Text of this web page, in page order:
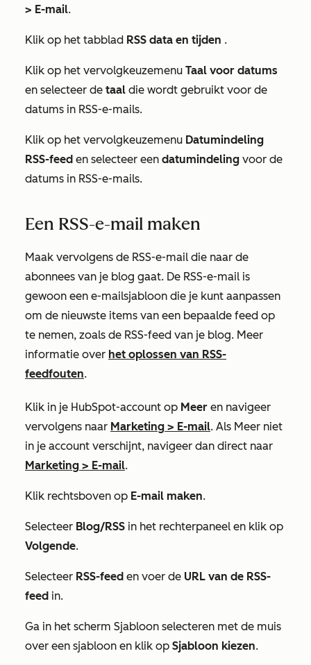
> E-mail.
Klik op het tabblad RSS data en tijden .
Klik op het vervolgkeuzemenu Taal voor datums
en selecteer de taal die wordt gebruikt voor de
datums in RSS-e-mails.
Klik op het vervolgkeuzemenu Datumindeling
RSS-feed en selecteer een datumindeling voor de
datums in RSS-e-mails.
Een RSS-e-mail maken
Maak vervolgens de RSS-e-mail die naar de
abonnees van je blog gaat. De RSS-e-mail is
gewoon een e-mailsjabloon die je kunt aanpassen
om de nieuwste items van een bepaalde feed op
te nemen, zoals de RSS-feed van je blog. Meer
informatie over het oplossen van RSS-
feedfouten.
Klik in je HubSpot-account op Meer en navigeer
vervolgens naar Marketing > E-mail. Als Meer niet
in je account verschijnt, navigeer dan direct naar
Marketing > E-mail.
Klik rechtsboven op E-mail maken.
Selecteer Blog/RSS in het rechterpaneel en klik op
Volgende.
Selecteer RSS-feed en voer de URL van de RSS-
feed in.
Ga in het scherm Sjabloon selecteren met de muis
over een sjabloon en klik op Sjabloon kiezen.